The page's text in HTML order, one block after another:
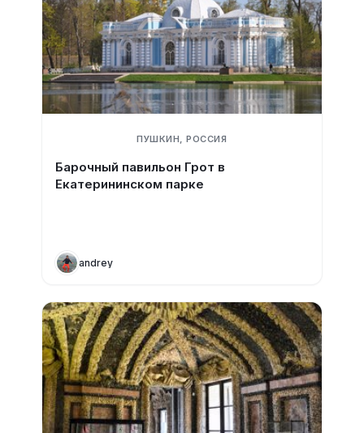
ПУШКИН, РОССИЯ
Барочный павильон Грот в
Екатерининском парке
andrey